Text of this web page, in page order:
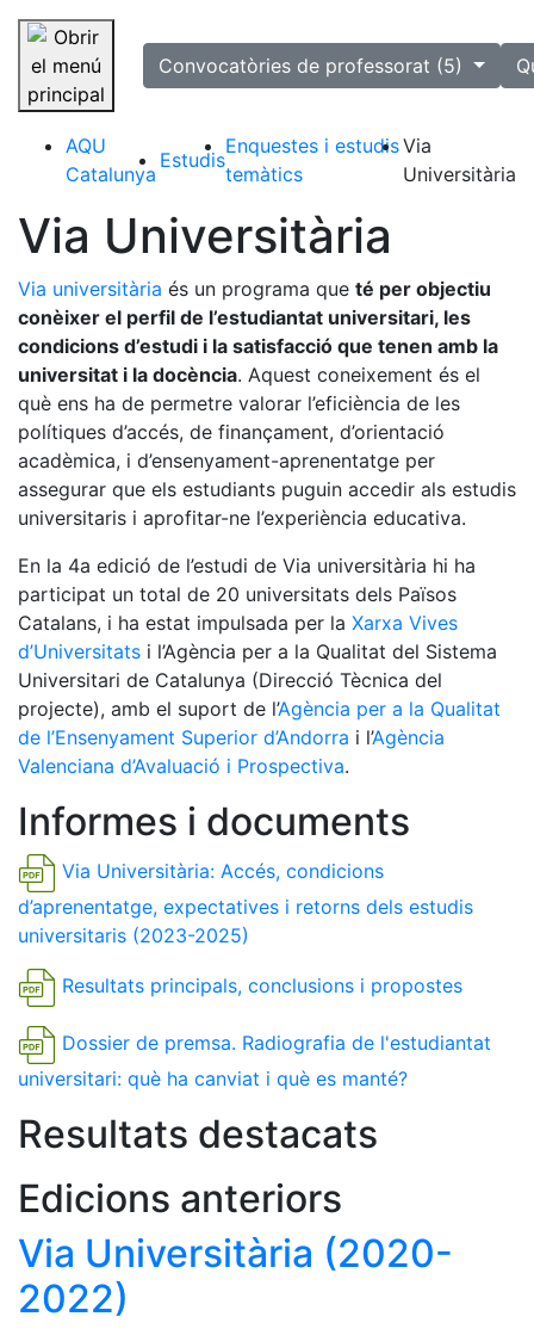
Saltar la navegació
selectedConvocatòries de professorat (5)
AQU
Catalunya
Estudis
Enquestes i estudis
temàtics
Via
Universitària
Via Universitària
Via universitària és un programa que té per objectiu
conèixer el perfil de l’estudiantat universitari, les
condicions d’estudi i la satisfacció que tenen amb la
universitat i la docència. Aquest coneixement és el
què ens ha de permetre valorar l’eficiència de les
polítiques d’accés, de finançament, d’orientació
acadèmica, i d’ensenyament-aprenentatge per
assegurar que els estudiants puguin accedir als estudis
universitaris i aprofitar-ne l’experiència educativa.
En la 4a edició de l’estudi de Via universitària hi ha
participat un total de 20 universitats dels Països
Catalans, i ha estat impulsada per la Xarxa Vives
d’Universitats i l’Agència per a la Qualitat del Sistema
Universitari de Catalunya (Direcció Tècnica del
projecte), amb el suport de l’Agència per a la Qualitat
de l’Ensenyament Superior d’Andorra i l’Agència
Valenciana d’Avaluació i Prospectiva.
Informes i documents
Via Universitària: Accés, condicions
d’aprenentatge, expectatives i retorns dels estudis
universitaris (2023-2025)
Resultats principals, conclusions i propostes
Dossier de premsa. Radiografia de l'estudiantat
universitari: què ha canviat i què es manté?
Resultats destacats
Edicions anteriors
Via Universitària (2020-
2022)